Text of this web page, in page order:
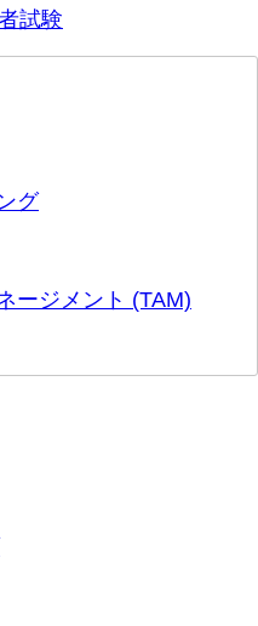
試験
グ
ージメント (TAM)